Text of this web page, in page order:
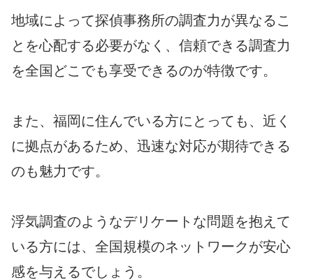
地域によって探偵事務所の調査力が異なるこ
とを心配する必要がなく、信頼できる調査力
を全国どこでも享受できるのが特徴です。
また、福岡に住んでいる方にとっても、近く
に拠点があるため、迅速な対応が期待できる
のも魅力です。
浮気調査のようなデリケートな問題を抱えて
いる方には、全国規模のネットワークが安心
感を与えるでしょう。